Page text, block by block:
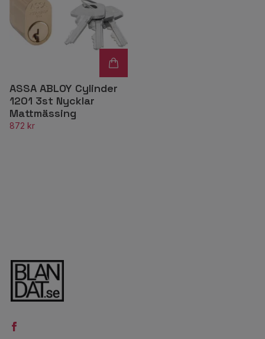
ASSA ABLOY Cylinder
1201 3st Nycklar
Mattmässing
872 kr